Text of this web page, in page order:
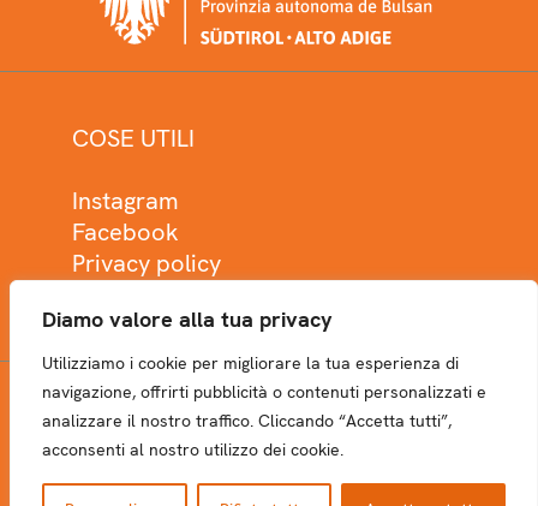
Diamo valore alla tua privacy
Utilizziamo i cookie per migliorare la tua esperienza di
navigazione, offrirti pubblicità o contenuti personalizzati e
analizzare il nostro traffico. Cliccando “Accetta tutti”,
acconsenti al nostro utilizzo dei cookie.
COSE UTILI
Instagram
Facebook
Privacy policy
NEWSLETTER